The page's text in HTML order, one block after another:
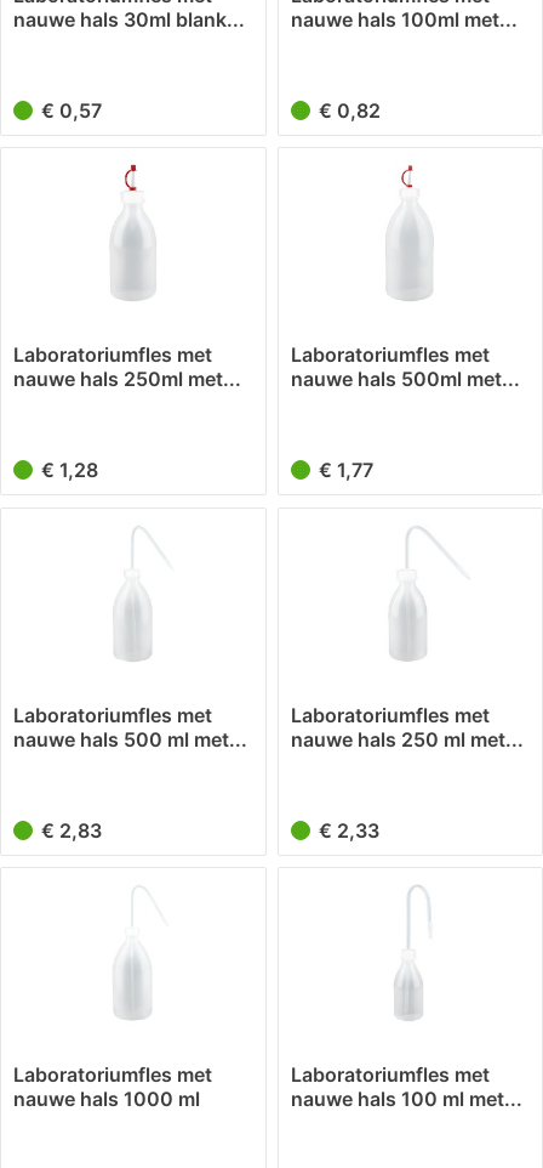
nauwe hals 30ml blank...
€ 0,57
nauwe hals 100ml met...
€ 0,82
Laboratoriumfles met
nauwe hals 250ml met...
€ 1,28
Laboratoriumfles met
nauwe hals 500ml met...
€ 1,77
Laboratoriumfles met
nauwe hals 500 ml met...
€ 2,83
Laboratoriumfles met
nauwe hals 250 ml met...
€ 2,33
Laboratoriumfles met
nauwe hals 1000 ml
Laboratoriumfles met
nauwe hals 100 ml met...